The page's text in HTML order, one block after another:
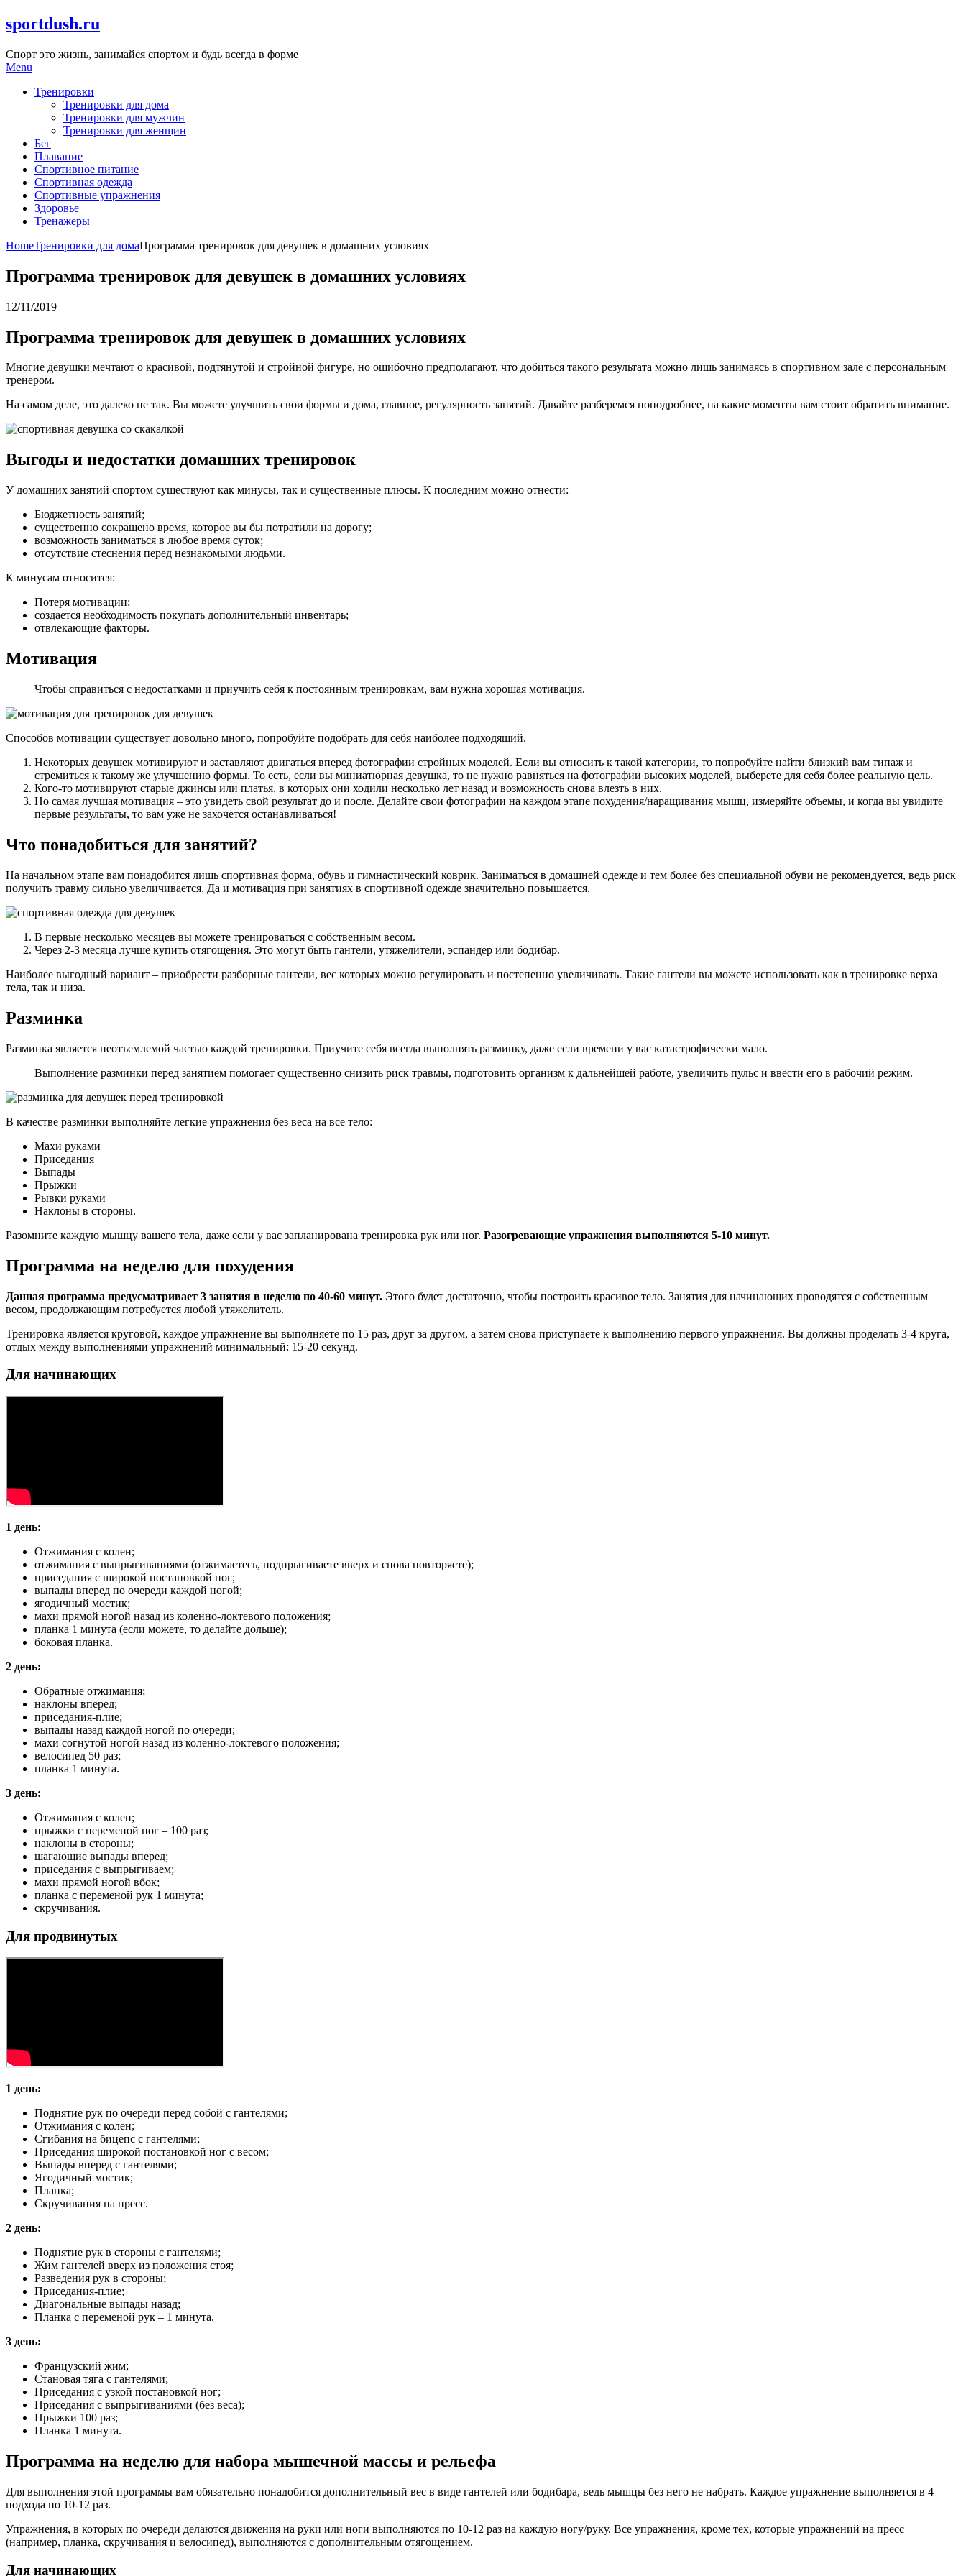
Skip
to
sportdush.ru
Спорт это жизнь, занимайся спортом и будь всегда в форме
Menu
Тренировки
Тренировки для дома
Тренировки для мужчин
Тренировки для женщин
Бег
Плавание
Спортивное питание
Спортивная одежда
Спортивные упражнения
Здоровье
Тренажеры
HomeТренировки для домаПрограмма тренировок для девушек в домашних условиях
Программа тренировок для девушек в домашних условиях
12/11/2019
Программа тренировок для девушек в домашних условиях
Многие девушки мечтают о красивой, подтянутой и стройной фигуре, но ошибочно предполагают, что добиться такого результата можно лишь занимаясь в спортивном зале с персональным
тренером.
На самом деле, это далеко не так. Вы можете улучшить свои формы и дома, главное, регулярность занятий. Давайте разберемся поподробнее, на какие моменты вам стоит обратить внимание.
Выгоды и недостатки домашних тренировок
У домашних занятий спортом существуют как минусы, так и существенные плюсы. К последним можно отнести:
Бюджетность занятий;
существенно сокращено время, которое вы бы потратили на дорогу;
возможность заниматься в любое время суток;
отсутствие стеснения перед незнакомыми людьми.
К минусам относится:
Потеря мотивации;
создается необходимость покупать дополнительный инвентарь;
отвлекающие факторы.
Мотивация
Чтобы справиться с недостатками и приучить себя к постоянным тренировкам, вам нужна хорошая мотивация.
Способов мотивации существует довольно много, попробуйте подобрать для себя наиболее подходящий.
Некоторых девушек мотивируют и заставляют двигаться вперед фотографии стройных моделей. Если вы относить к такой категории, то попробуйте найти близкий вам типаж и
стремиться к такому же улучшению формы. То есть, если вы миниатюрная девушка, то не нужно равняться на фотографии высоких моделей, выберете для себя более реальную цель.
Кого-то мотивируют старые джинсы или платья, в которых они ходили несколько лет назад и возможность снова влезть в них.
Но самая лучшая мотивация – это увидеть свой результат до и после. Делайте свои фотографии на каждом этапе похудения/наращивания мышц, измеряйте объемы, и когда вы увидите
первые результаты, то вам уже не захочется останавливаться!
Что понадобиться для занятий?
На начальном этапе вам понадобится лишь спортивная форма, обувь и гимнастический коврик. Заниматься в домашней одежде и тем более без специальной обуви не рекомендуется, ведь риск
получить травму сильно увеличивается. Да и мотивация при занятиях в спортивной одежде значительно повышается.
В первые несколько месяцев вы можете тренироваться с собственным весом.
Через 2-3 месяца лучше купить отягощения. Это могут быть гантели, утяжелители, эспандер или бодибар.
Наиболее выгодный вариант – приобрести разборные гантели, вес которых можно регулировать и постепенно увеличивать. Такие гантели вы можете использовать как в тренировке верха
тела, так и низа.
Разминка
Разминка является неотъемлемой частью каждой тренировки. Приучите себя всегда выполнять разминку, даже если времени у вас катастрофически мало.
Выполнение разминки перед занятием помогает существенно снизить риск травмы, подготовить организм к дальнейшей работе, увеличить пульс и ввести его в рабочий режим.
В качестве разминки выполняйте легкие упражнения без веса на все тело:
Махи руками
Приседания
Выпады
Прыжки
Рывки руками
Наклоны в стороны.
Разомните каждую мышцу вашего тела, даже если у вас запланирована тренировка рук или ног. Разогревающие упражнения выполняются 5-10 минут.
Программа на неделю для похудения
Данная программа предусматривает 3 занятия в неделю по 40-60 минут. Этого будет достаточно, чтобы построить красивое тело. Занятия для начинающих проводятся с собственным
весом, продолжающим потребуется любой утяжелитель.
Тренировка является круговой, каждое упражнение вы выполняете по 15 раз, друг за другом, а затем снова приступаете к выполнению первого упражнения. Вы должны проделать 3-4 круга,
отдых между выполнениями упражнений минимальный: 15-20 секунд.
Для начинающих
1 день:
Отжимания с колен;
отжимания с выпрыгиваниями (отжимаетесь, подпрыгиваете вверх и снова повторяете);
приседания с широкой постановкой ног;
выпады вперед по очереди каждой ногой;
ягодичный мостик;
махи прямой ногой назад из коленно-локтевого положения;
планка 1 минута (если можете, то делайте дольше);
боковая планка.
2 день:
Обратные отжимания;
наклоны вперед;
приседания-плие;
выпады назад каждой ногой по очереди;
махи согнутой ногой назад из коленно-локтевого положения;
велосипед 50 раз;
планка 1 минута.
3 день:
Отжимания с колен;
прыжки с переменой ног – 100 раз;
наклоны в стороны;
шагающие выпады вперед;
приседания с выпрыгиваем;
махи прямой ногой вбок;
планка с переменой рук 1 минута;
скручивания.
Для продвинутых
1 день:
Поднятие рук по очереди перед собой с гантелями;
Отжимания с колен;
Сгибания на бицепс с гантелями;
Приседания широкой постановкой ног с весом;
Выпады вперед с гантелями;
Ягодичный мостик;
Планка;
Скручивания на пресс.
2 день:
Поднятие рук в стороны с гантелями;
Жим гантелей вверх из положения стоя;
Разведения рук в стороны;
Приседания-плие;
Диагональные выпады назад;
Планка с переменой рук – 1 минута.
3 день:
Французский жим;
Становая тяга с гантелями;
Приседания с узкой постановкой ног;
Приседания с выпрыгиваниями (без веса);
Прыжки 100 раз;
Планка 1 минута.
Программа на неделю для набора мышечной массы и рельефа
Для выполнения этой программы вам обязательно понадобится дополнительный вес в виде гантелей или бодибара, ведь мышцы без него не набрать. Каждое упражнение выполняется в 4
подхода по 10-12 раз.
Упражнения, в которых по очереди делаются движения на руки или ноги выполняются по 10-12 раз на каждую ногу/руку. Все упражнения, кроме тех, которые упражнений на пресс
(например, планка, скручивания и велосипед), выполняются с дополнительным отягощением.
Для начинающих